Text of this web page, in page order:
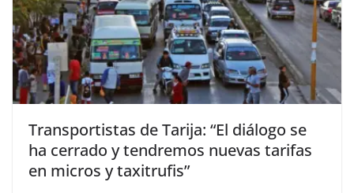
Transportistas de Tarija: “El diálogo se
ha cerrado y tendremos nuevas tarifas
en micros y taxitrufis”